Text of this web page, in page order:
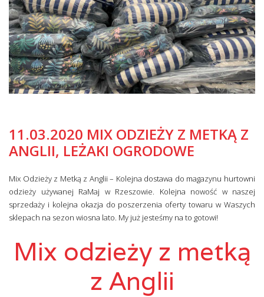
11.03.2020 MIX ODZIEŻY Z METKĄ Z
ANGLII, LEŻAKI OGRODOWE
Mix Odzieży z Metką z Anglii – Kolejna dostawa do magazynu hurtowni
odzieży używanej RaMaj w Rzeszowie. Kolejna nowość w naszej
sprzedaży i kolejna okazja do poszerzenia oferty towaru w Waszych
sklepach na sezon wiosna lato. My już jesteśmy na to gotowi!
Mix odzieży z metką
z Anglii